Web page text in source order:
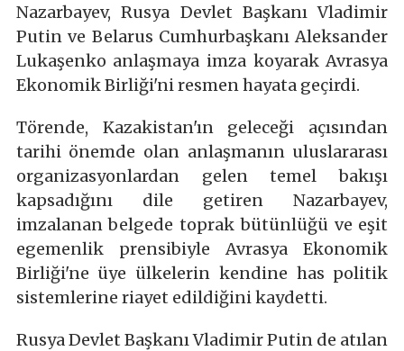
Nazarbayev, Rusya Devlet Başkanı Vladimir
Putin ve Belarus Cumhurbaşkanı Aleksander
Lukaşenko anlaşmaya imza koyarak Avrasya
Ekonomik Birliği'ni resmen hayata geçirdi.
Törende, Kazakistan'ın geleceği açısından
tarihi önemde olan anlaşmanın uluslararası
organizasyonlardan gelen temel bakışı
kapsadığını dile getiren Nazarbayev,
imzalanan belgede toprak bütünlüğü ve eşit
egemenlik prensibiyle Avrasya Ekonomik
Birliği'ne üye ülkelerin kendine has politik
sistemlerine riayet edildiğini kaydetti.
Rusya Devlet Başkanı Vladimir Putin de atılan